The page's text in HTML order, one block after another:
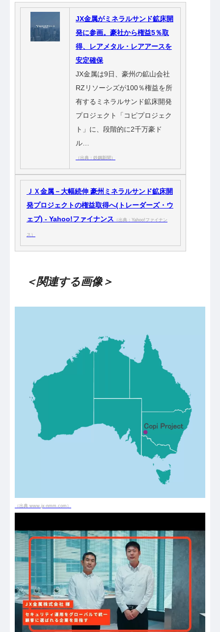
JX金属がミネラルサンド鉱床開
発に参画。豪社から権益5％取
得、レアメタル・レアアースを
安定確保
JX金属は9日、豪州の鉱山会社
RZリソーシズが100％権益を所
有するミネラルサンド鉱床開発
プロジェクト「コピプロジェク
ト」に、段階的に2千万豪ド
ル…
（出典：鉄鋼新聞）
ＪＸ金属－大幅続伸 豪州ミネラルサンド鉱床開
発プロジェクトの権益取得へ(トレーダーズ・ウ
ェブ) - Yahoo!ファイナンス （出典：Yahoo!ファイナン
ス）
＜関連する画像＞
（出典 www.jx-nmm.com）